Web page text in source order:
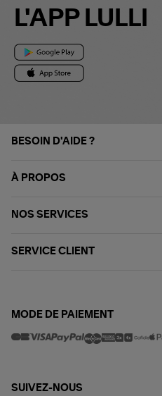
L'APP LULLI
BESOIN D'AIDE ?
À PROPOS
NOS SERVICES
SERVICE CLIENT
MODE DE PAIEMENT
SUIVEZ-NOUS